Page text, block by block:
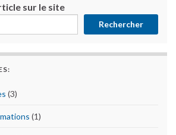
sur le site
Rechercher
(3)
(1)